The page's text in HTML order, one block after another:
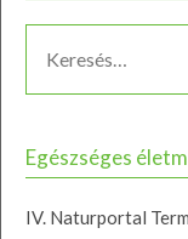
Egészséges
IV. Naturportal